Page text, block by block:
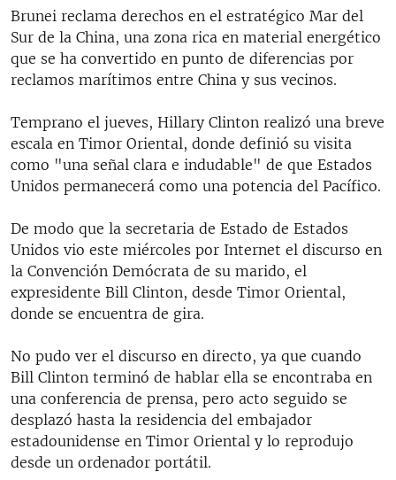
Brunei reclama derechos en el estratégico Mar del
Sur de la China, una zona rica en material energético
que se ha convertido en punto de diferencias por
reclamos marítimos entre China y sus vecinos.
Temprano el jueves, Hillary Clinton realizó una breve
escala en Timor Oriental, donde definió su visita
como "una señal clara e indudable" de que Estados
Unidos permanecerá como una potencia del Pacífico.
De modo que la secretaria de Estado de Estados
Unidos vio este miércoles por Internet el discurso en
la Convención Demócrata de su marido, el
expresidente Bill Clinton, desde Timor Oriental,
donde se encuentra de gira.
No pudo ver el discurso en directo, ya que cuando
Bill Clinton terminó de hablar ella se encontraba en
una conferencia de prensa, pero acto seguido se
desplazó hasta la residencia del embajador
estadounidense en Timor Oriental y lo reprodujo
desde un ordenador portátil.